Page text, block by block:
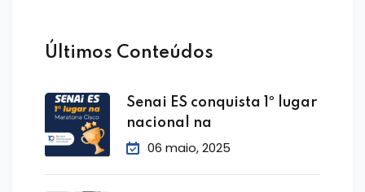
Últimos Conteúdos
Senai ES conquista 1º lugar
nacional na
06 maio, 2025